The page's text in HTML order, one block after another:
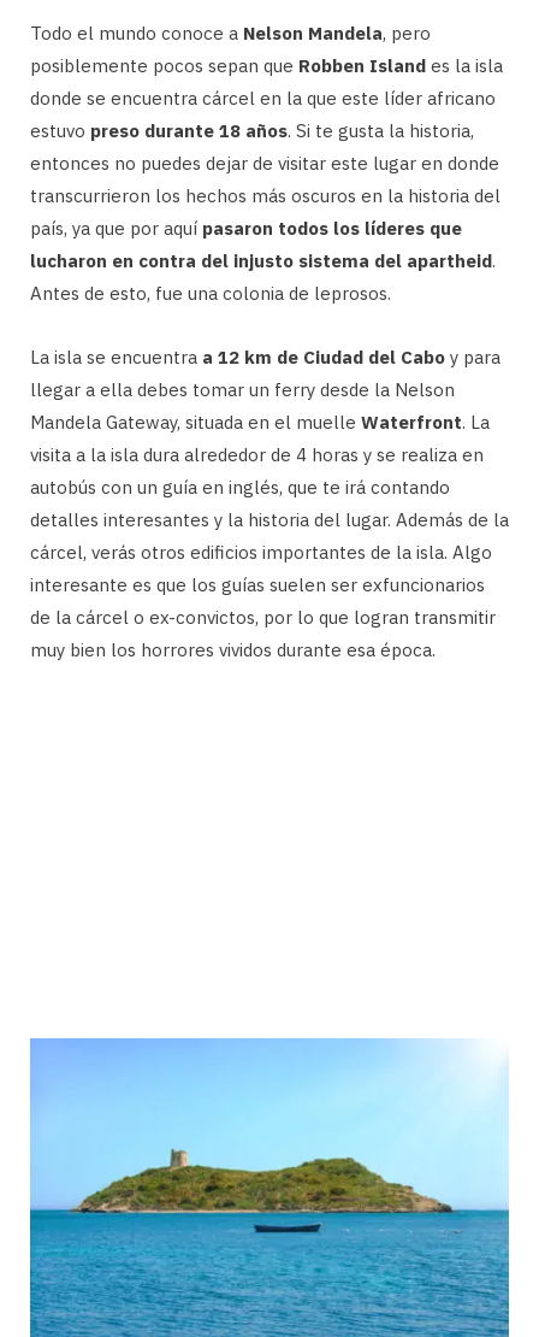
Todo el mundo conoce a Nelson Mandela, pero
posiblemente pocos sepan que Robben Island es la isla
donde se encuentra cárcel en la que este líder africano
estuvo preso durante 18 años. Si te gusta la historia,
entonces no puedes dejar de visitar este lugar en donde
transcurrieron los hechos más oscuros en la historia del
país, ya que por aquí pasaron todos los líderes que
lucharon en contra del injusto sistema del apartheid.
Antes de esto, fue una colonia de leprosos.
La isla se encuentra a 12 km de Ciudad del Cabo y para
llegar a ella debes tomar un ferry desde la Nelson
Mandela Gateway, situada en el muelle Waterfront. La
visita a la isla dura alrededor de 4 horas y se realiza en
autobús con un guía en inglés, que te irá contando
detalles interesantes y la historia del lugar. Además de la
cárcel, verás otros edificios importantes de la isla. Algo
interesante es que los guías suelen ser exfuncionarios
de la cárcel o ex-convictos, por lo que logran transmitir
muy bien los horrores vividos durante esa época.